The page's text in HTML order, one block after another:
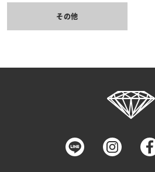
その他